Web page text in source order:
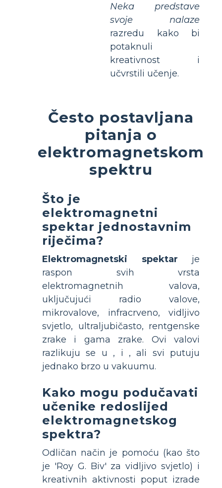
Neka predstave
svoje nalaze
razredu kako bi
potaknuli
kreativnost i
učvrstili učenje.
Često postavljana
pitanja o
elektromagnetskom
spektru
Što je
elektromagnetni
spektar jednostavnim
riječima?
Elektromagnetski spektar je
raspon svih vrsta
elektromagnetnih valova,
uključujući radio valove,
mikrovalove, infracrveno, vidljivo
svjetlo, ultraljubičasto, rentgenske
zrake i gama zrake. Ovi valovi
razlikuju se u , i , ali svi putuju
jednako brzo u vakuumu.
Kako mogu podučavati
učenike redoslijed
elektromagnetskog
spektra?
Odličan način je pomoću (kao što
je 'Roy G. Biv' za vidljivo svjetlo) i
kreativnih aktivnosti poput izrade